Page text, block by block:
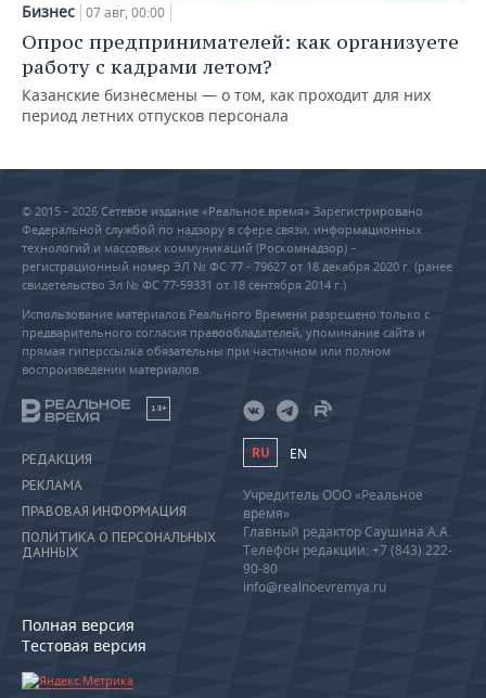
Бизнес 07 авг, 00:00
Опрос предпринимателей: как организуете
работу с кадрами летом?
Казанские бизнесмены — о том, как проходит для них
период летних отпусков персонала
© 2015 - 2026 Сетевое издание «Реальное время» Зарегистрировано
Федеральной службой по надзору в сфере связи, информационных
технологий и массовых коммуникаций (Роскомнадзор) –
регистрационный номер ЭЛ № ФС 77 - 79627 от 18 декабря 2020 г. (ранее
свидетельство Эл № ФС 77-59331 от 18 сентября 2014 г.)
Использование материалов Реального Времени разрешено только с
предварительного согласия правообладателей, упоминание сайта и
прямая гиперссылка обязательны при частичном или полном
воспроизведении материалов.
18+
РЕДАКЦИЯ
РЕКЛАМА
ПРАВОВАЯ ИНФОРМАЦИЯ
ПОЛИТИКА О ПЕРСОНАЛЬНЫХ
ДАННЫХ
Полная версия
Тестовая версия
RU EN
Учредитель ООО «Реальное
время»
Главный редактор Саушина А.А.
Телефон редакции: +7 (843) 222-
90-80
info@realnoevremya.ru